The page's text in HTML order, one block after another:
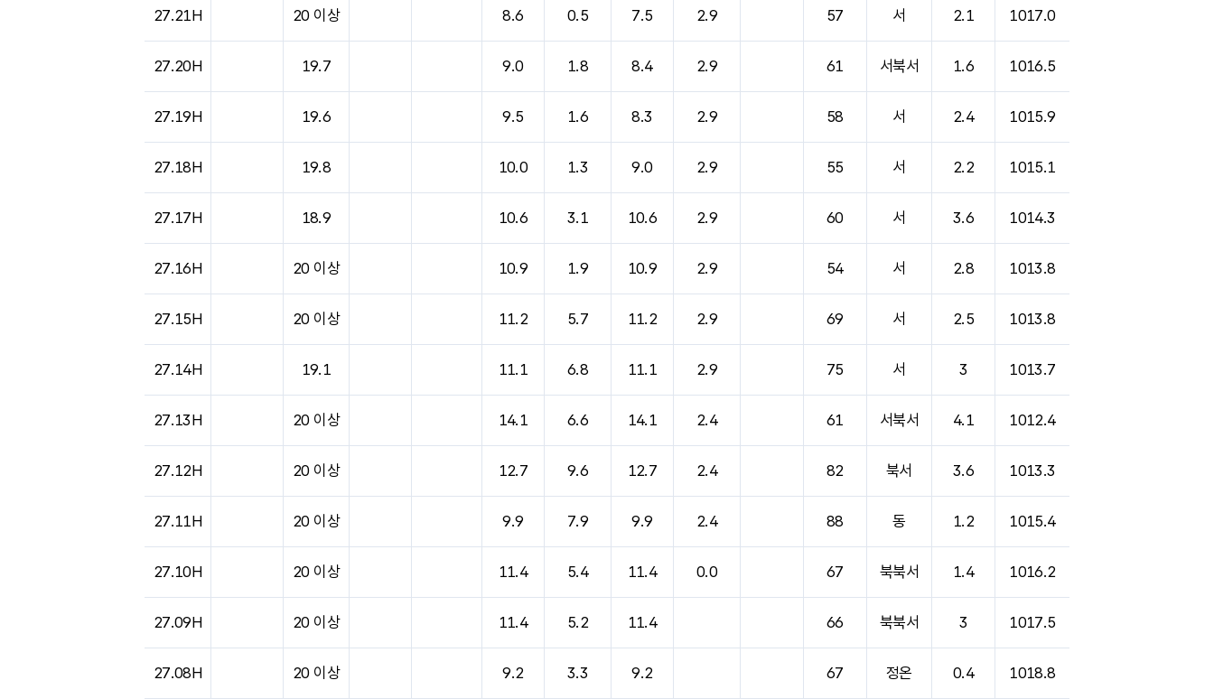
27.21H 20 이상 8.6 0.5 7.5 2.9 57 서 2.1 1017.0
27.20H 19.7 9.0 1.8 8.4 2.9 61 서북서 1.6 1016.5
27.19H 19.6 9.5 1.6 8.3 2.9 58 서 2.4 1015.9
27.18H 19.8 10.0 1.3 9.0 2.9 55 서 2.2 1015.1
27.17H 18.9 10.6 3.1 10.6 2.9 60 서 3.6 1014.3
27.16H 20 이상 10.9 1.9 10.9 2.9 54 서 2.8 1013.8
27.15H 20 이상 11.2 5.7 11.2 2.9 69 서 2.5 1013.8
27.14H 19.1 11.1 6.8 11.1 2.9 75 서 3 1013.7
27.13H 20 이상 14.1 6.6 14.1 2.4 61 서북서 4.1 1012.4
27.12H 20 이상 12.7 9.6 12.7 2.4 82 북서 3.6 1013.3
27.11H 20 이상 9.9 7.9 9.9 2.4 88 동 1.2 1015.4
27.10H 20 이상 11.4 5.4 11.4 0.0 67 북북서 1.4 1016.2
27.09H 20 이상 11.4 5.2 11.4 66 북북서 3 1017.5
27.08H 20 이상 9.2 3.3 9.2 67 정온 0.4 1018.8